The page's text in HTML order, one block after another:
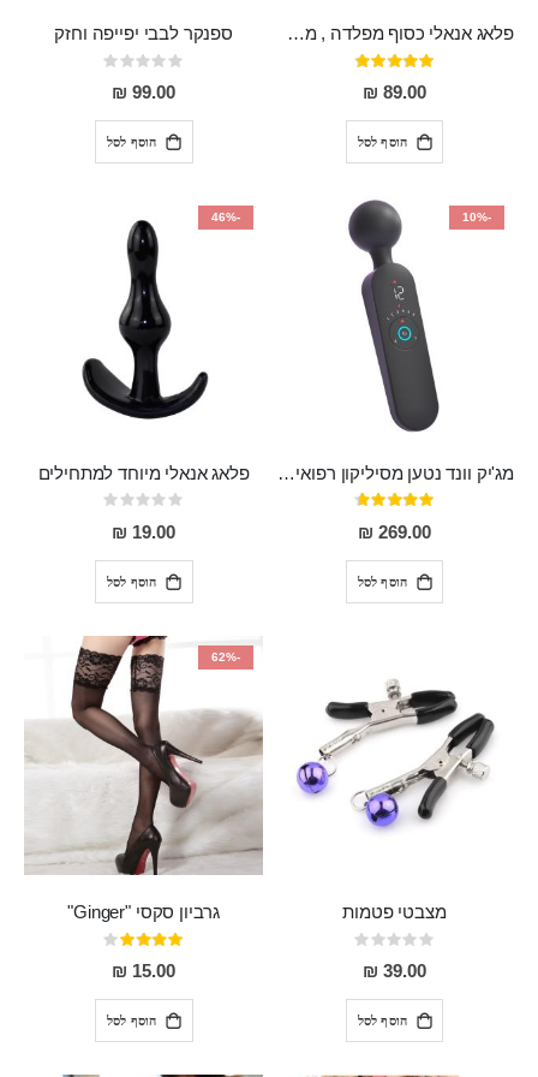
פלאג אנאלי כסוף מפלדה , מתאים ללבישה מתחת לבגדים, בגודל 7.3 על 2.8 ס"מ
דירוג:
97%
89.00 ₪
הוסף לסל
ספנקר לבבי יפייפה וחזק
Rating:
0%
99.00 ₪
הוסף לסל
-10%
מג'יק וונד נטען מסיליקון רפואי חזק בעל 12 מצבי רטט ו6 מהירויות שונות ROMI
דירוג:
93%
269.00 ₪
הוסף לסל
-46%
פלאג אנאלי מיוחד למתחילים
Rating:
0%
19.00 ₪
הוסף לסל
מצבטי פטמות
Rating:
0%
39.00 ₪
הוסף לסל
-62%
גרביון סקסי "Ginger"
דירוג:
80%
15.00 ₪
הוסף לסל